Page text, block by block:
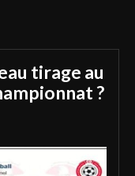
tirage au
?